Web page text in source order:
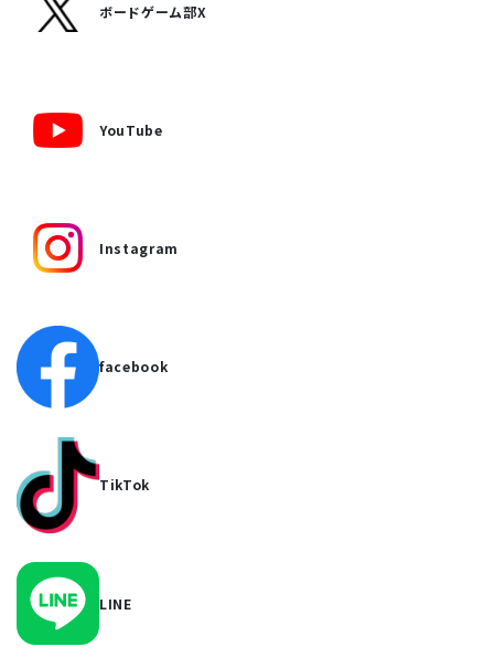
ボードゲーム部X
YouTube
Instagram
facebook
TikTok
LINE